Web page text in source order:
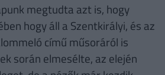
megtudta azt is, hogy
hogy áll a Szentkirályi, és az
című műsoráról is
során elmesélte, az elején